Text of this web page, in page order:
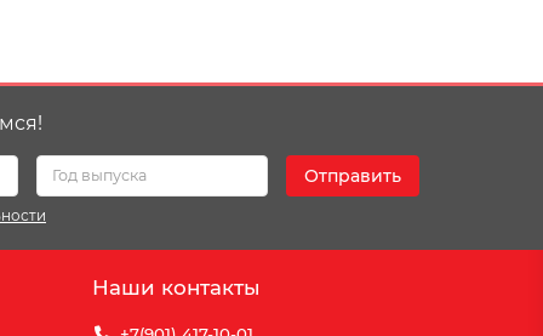
Отправить
Наши контакты